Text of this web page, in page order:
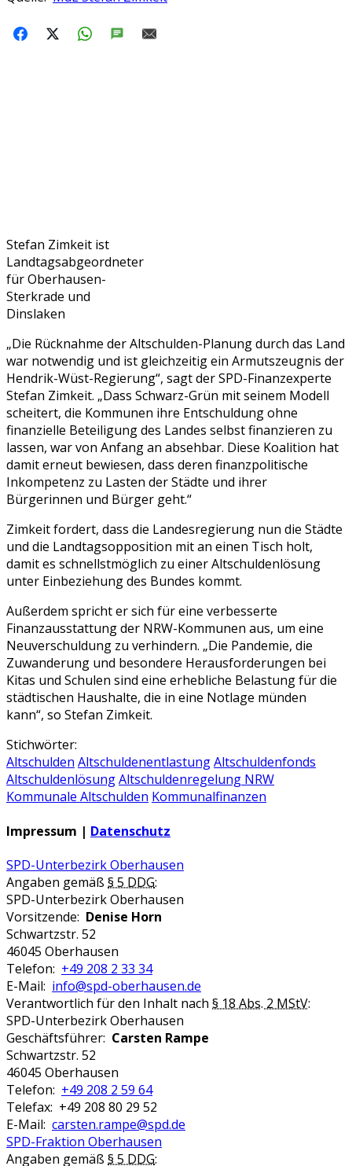
FACEBOOK WHATSAPP
SMS
Stefan Zimkeit ist
Landtagsabgeordneter
für Oberhausen-
Sterkrade und
Dinslaken
„Die Rücknahme der Altschulden-Planung durch das Land
war notwendig und ist gleichzeitig ein Armutszeugnis der
Hendrik-Wüst-Regierung“, sagt der SPD-Finanzexperte
Stefan Zimkeit. „Dass Schwarz-Grün mit seinem Modell
scheitert, die Kommunen ihre Entschuldung ohne
finanzielle Beteiligung des Landes selbst finanzieren zu
lassen, war von Anfang an absehbar. Diese Koalition hat
damit erneut bewiesen, dass deren finanzpolitische
Inkompetenz zu Lasten der Städte und ihrer
Bürgerinnen und Bürger geht.“
Zimkeit fordert, dass die Landesregierung nun die Städte
und die Landtagsopposition mit an einen Tisch holt,
damit es schnellstmöglich zu einer Altschuldenlösung
unter Einbeziehung des Bundes kommt.
Außerdem spricht er sich für eine verbesserte
Finanzausstattung der NRW-Kommunen aus, um eine
Neuverschuldung zu verhindern. „Die Pandemie, die
Zuwanderung und besondere Herausforderungen bei
Kitas und Schulen sind eine erhebliche Belastung für die
städtischen Haushalte, die in eine Notlage münden
kann“, so Stefan Zimkeit.
Stichwörter:
Altschulden AltschuldenentlastungAltschuldenfonds
AltschuldenlösungAltschuldenregelung NRW
Kommunale Altschulden Kommunalfinanzen
Impressum | Datenschutz
SPD-Unterbezirk Oberhausen
Angaben gemäß § 5 DDG:
SPD-Unterbezirk Oberhausen
Vorsitzende: Denise Horn
Schwartzstr. 52
46045 Oberhausen
Telefon: +49 208 2 33 34
E-Mail: info@spd-oberhausen.de
Verantwortlich für den Inhalt nach § 18 Abs. 2 MStV:
SPD-Unterbezirk Oberhausen
Geschäftsführer: Carsten Rampe
Schwartzstr. 52
46045 Oberhausen
Telefon: +49 208 2 59 64
Telefax: +49 208 80 29 52
E-Mail: carsten.rampe@spd.de
SPD-Fraktion Oberhausen
Angaben gemäß § 5 DDG: